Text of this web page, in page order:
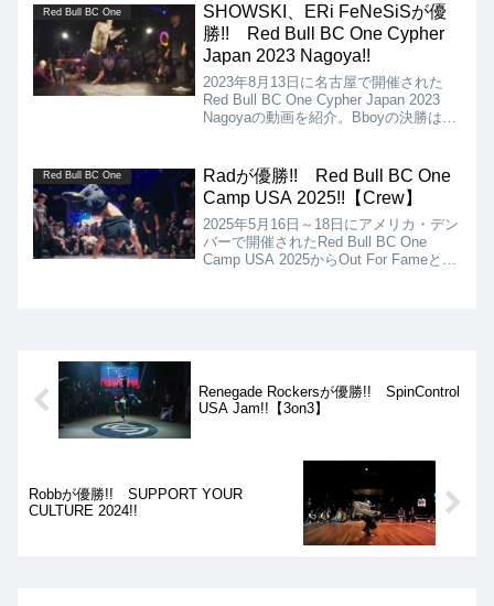
りを教えてもらって一緒に挑戦。
Red Bull BC One
SHOWSKI、ERi FeNeSiSが優
勝!! Red Bull BC One Cypher
Japan 2023 Nagoya!!
2023年8月13日に名古屋で開催された
Red Bull BC One Cypher Japan 2023
Nagoyaの動画を紹介。Bboyの決勝は
た。
Red Bull BC One
Radが優勝!! Red Bull BC One
Camp USA 2025!!【Crew】
2025年5月16日～18日にアメリカ・デン
バーで開催されたRed Bull BC One
Camp USA 2025からOut For Fameとい
Renegade Rockersが優勝!! SpinControl‬
USA Jam!!【3on3】
Robbが優勝!! SUPPORT YOUR
CULTURE 2024!!